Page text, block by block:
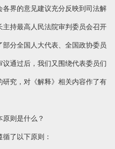
界的意见建议充分反映到司法解
持最高人民法院审判委员会召开
分全国人大代表、全国政协委员
通过后，我们又围绕代表委员们
究，对《解释》相关内容作了有
则是什么？
了以下原则：